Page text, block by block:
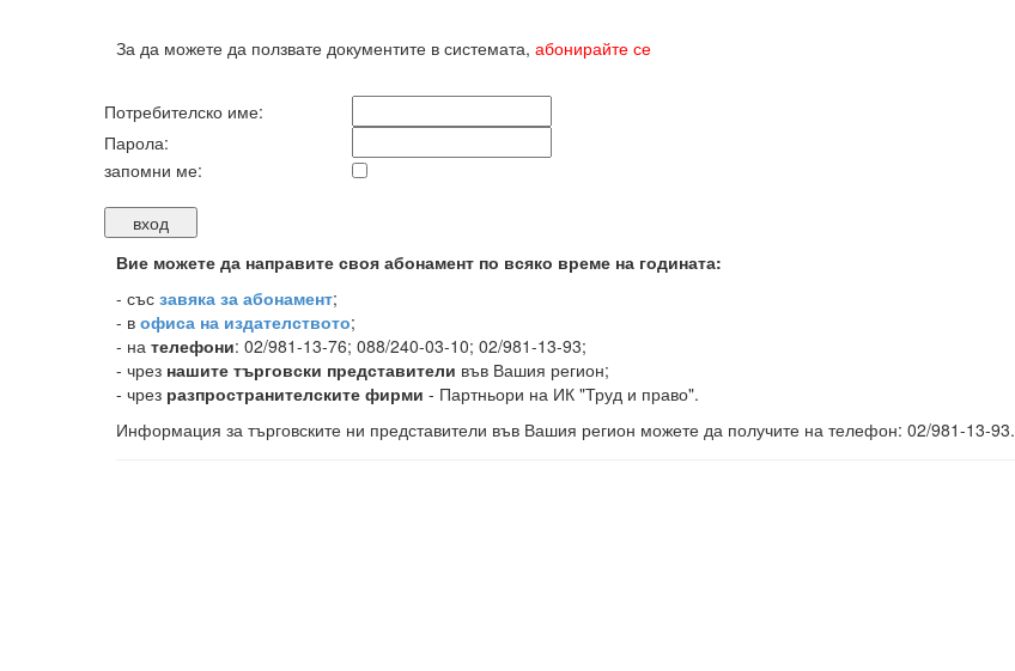
За да можете да ползвате документите в системата, абонирайте се
Потребителско име:
Парола:
запомни ме:
Вие можете да направите своя абонамент по всяко време на годината:
- със завяка за абонамент;
- в офиса на издателството;
- на телефони: 02/981-13-76; 088/240-03-10; 02/981-13-93;
- чрез нашите търговски представители във Вашия регион;
- чрез разпространителските фирми - Партньори на ИК "Труд и право".
Информация за търговските ни представители във Вашия регион можете да получите на телефон: 02/981-13-93.